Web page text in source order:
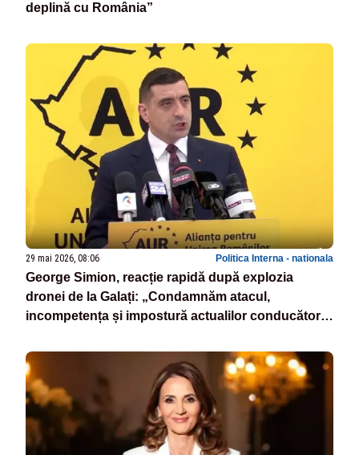
deplină cu România”
29 mai 2026, 08:06 Politica Interna - nationala
George Simion, reacție rapidă după explozia
dronei de la Galați: „Condamnăm atacul,
incompetența și impostură actualilor conducători.